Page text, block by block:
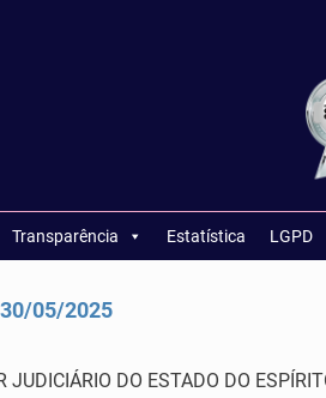
Transparência Estatística LGPD
30/05/2025
JUDICIÁRIO DO ESTADO DO